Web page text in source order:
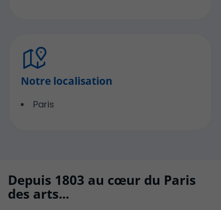
Notre localisation
Paris
Depuis 1803 au cœur du Paris
des arts...